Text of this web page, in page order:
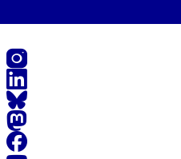
Instagram
LinkedIn
Bluesky
Mastodon
Facebook